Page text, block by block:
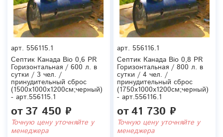
арт. 556115.1
Септик Канада Bio 0,6 PR
Горизонтальная / 600 л. в
сутки / 3 чел. /
принудительный сброс
(1500x1000x1200см;черный)
- арт.556115.1
от37 450 ₽
Точную цену уточняйте у
менеджера
арт. 556116.1
Септик Канада Bio 0,8 PR
Горизонтальная / 800 л. в
сутки / 4 чел. /
принудительный сброс
(1750x1000x1200см;черный)
- арт.556116.1
от41 730 ₽
Точную цену уточняйте у
менеджера